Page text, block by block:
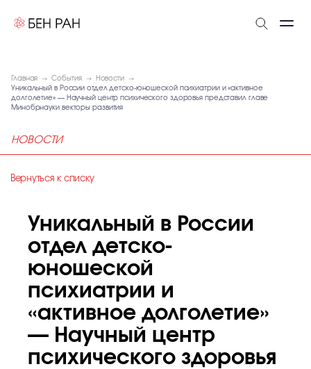
Главная События
Новости
Уникальный в России отдел детско-юношеской психиатрии и «активное
долголетие» — Научный центр психического здоровья представил главе
Минобрнауки векторы развития
НОВОСТИ
Вернуться к списку
Уникальный в России
отдел детско-
юношеской
психиатрии и
«активное долголетие»
— Научный центр
психического здоровья